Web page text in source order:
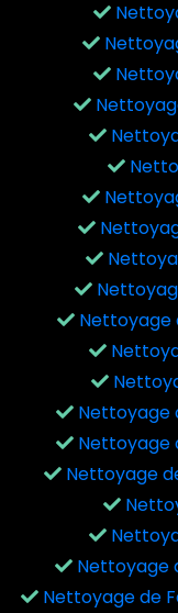
Nettoyage
Nettoyage
Nettoyage
Nettoyage
Nettoyage
Nettoyage de